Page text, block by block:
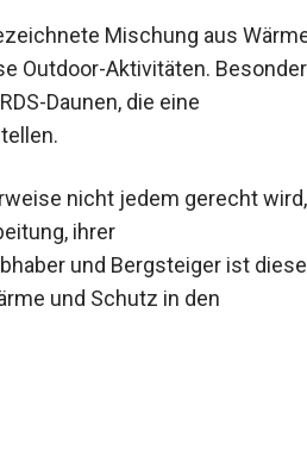
Mischung aus
diverse Outdoor-Aktivitäten.
RDS-Daunen, die
nicht jedem gerecht wird,
ihrer
und Bergsteiger ist diese
und Schutz in den